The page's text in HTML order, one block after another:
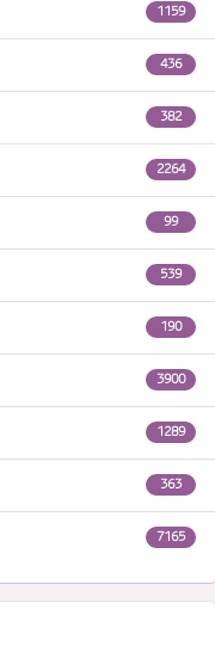
1159
436
382
2264
99
539
190
3900
1289
363
7165